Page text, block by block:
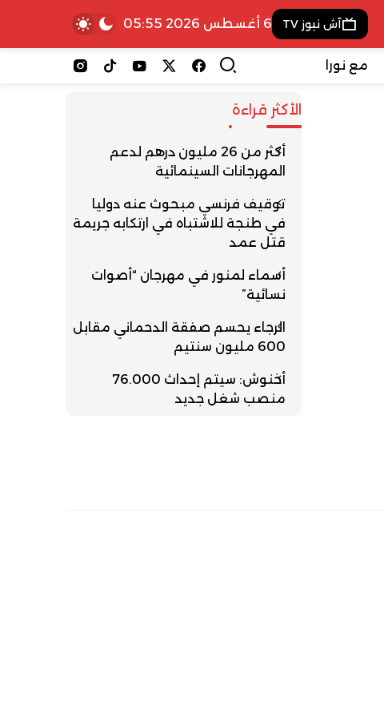
آش نيوز TV 6 أغسطس 2026 05:55
مع نورا
الأكثر قراءة
أكثر من 26 مليون درهم لدعم
المهرجانات السينمائية
توقيف فرنسي مبحوث عنه دوليا
في طنجة للاشتباه في ارتكابه جريمة
قتل عمد
أسماء لمنور في مهرجان “أصوات
نسائية”
الرجاء يحسم صفقة الدحماني مقابل
600 مليون سنتيم
أخنوش: سيتم إحداث 76.000
منصب شغل جديد